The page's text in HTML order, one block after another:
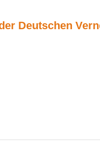
Deutschen